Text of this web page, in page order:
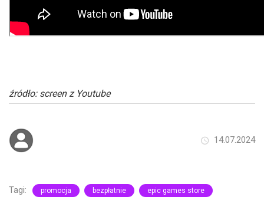
źródło: screen z Youtube
14.07.2024
Tagi: promocja bezpłatnie epic games store